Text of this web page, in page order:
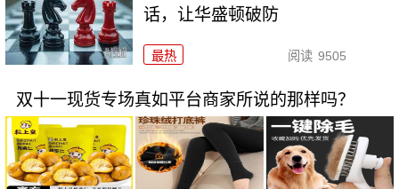
话，让华盛顿破防
最热 阅读 9505
双十一现货专场真如平台商家所说的那样吗？